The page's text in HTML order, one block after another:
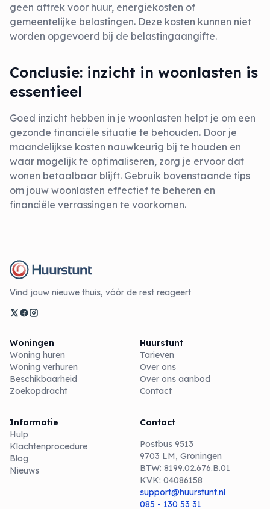
geen aftrek voor huur, energiekosten of
gemeentelijke belastingen. Deze kosten kunnen niet
worden opgevoerd bij de belastingaangifte.
Conclusie: inzicht in woonlasten is
essentieel
Goed inzicht hebben in je woonlasten helpt je om een
gezonde financiële situatie te behouden. Door je
maandelijkse kosten nauwkeurig bij te houden en
waar mogelijk te optimaliseren, zorg je ervoor dat
wonen betaalbaar blijft. Gebruik bovenstaande tips
om jouw woonlasten effectief te beheren en
financiële verrassingen te voorkomen.
Vind jouw nieuwe thuis, vóór de rest reageert
Woningen
Woning huren
Woning verhuren
Beschikbaarheid
Zoekopdracht
Huurstunt
Tarieven
Over ons
Over ons aanbod
Contact
Informatie
Hulp
Klachtenprocedure
Blog
Nieuws
Contact
Postbus 9513
9703 LM, Groningen
BTW: 8199.02.676.B.01
KVK: 04086158
support@huurstunt.nl
085 - 130 53 31